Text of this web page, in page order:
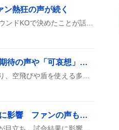
熱狂の声が続く
「ラインハルト」枷噂が拡散、空飛びや盾能力に期待の声や「可哀想」などの声も
ガルシア守備ミスが波紋、阪神タイガースの敗戦に影響 ファンの声も一部で高まる